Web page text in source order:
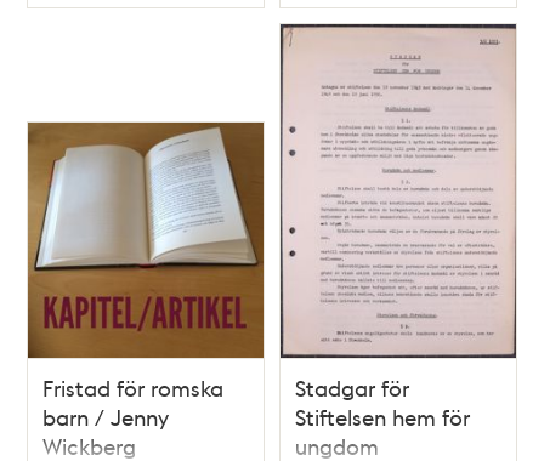
Typ Typ
Fristad för romska
barn / Jenny
Wickberg
Stadgar för
Stiftelsen hem för
ungdom